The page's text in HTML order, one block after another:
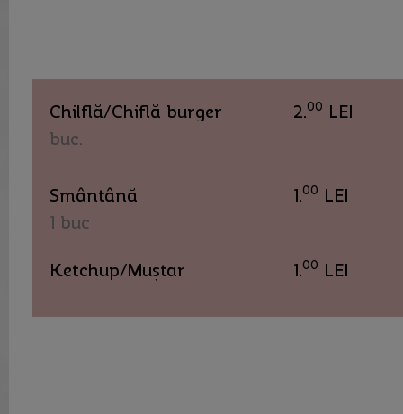
Chilflă/Chiflă burger
buc.
Smântână
1 buc
Ketchup/Muștar
2.00 LEI
1.00 LEI
1.00 LEI